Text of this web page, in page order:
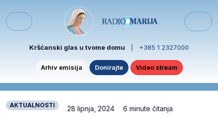
Menu
Kršćanski glas u tvome domu +385 1 2327000
Arhiv emisija Donirajte Video stream
AKTUALNOSTI 28 lipnja, 2024 6 minute čitanja